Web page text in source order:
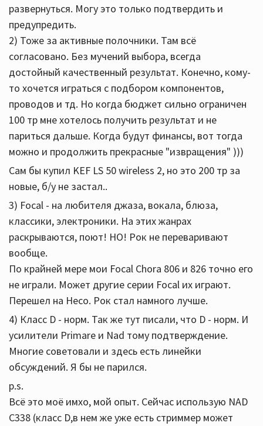
развернуться. Могу это только подтвердить и
предупредить.
2) Тоже за активные полочники. Там всё
согласовано. Без мучений выбора, всегда
достойный качественный результат. Конечно, кому-
то хочется играться с подбором компонентов,
проводов и тд. Но когда бюджет сильно ограничен
100 тр мне хотелось получить результат и не
париться дальше. Когда будут финансы, вот тогда
можно и продолжить прекрасные "извращения" )))
Сам бы купил KEF LS 50 wireless 2, но это 200 тр за
новые, б/у не застал..
3) Focal - на любителя джаза, вокала, блюза,
классики, электроники. На этих жанрах
раскрываются, поют! НО! Рок не переваривают
вообще.
По крайней мере мои Focal Chora 806 и 826 точно его
не играли. Может другие серии Focal их играют.
Перешел на Heco. Рок стал намного лучше.
4) Класс D - норм. Так же тут писали, что D - норм. И
усилители Primare и Nad тому подтверждение.
Многие советовали и здесь есть линейки
обсуждений. Я бы не парился.
p.s.
Всё это моё имхо, мой опыт. Сейчас использую NAD
C338 (класс D,в нем же уже есть стриммер может